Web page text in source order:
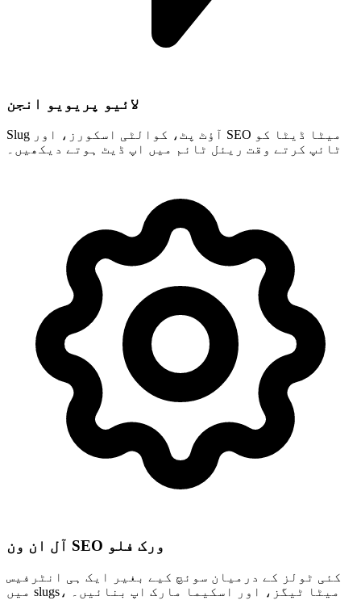
لائیو پریویو انجن
Slug آؤٹ پٹ، کوالٹی اسکورز، اور SEO میٹا ڈیٹا کو
ٹائپ کرتے وقت ریئل ٹائم میں اپ ڈیٹ ہوتے دیکھیں۔
آل ان ون SEO ورک فلو
کئی ٹولز کے درمیان سوئچ کیے بغیر ایک ہی انٹرفیس
میں slugs، میٹا ٹیگز، اور اسکیما مارک اپ بنائیں۔